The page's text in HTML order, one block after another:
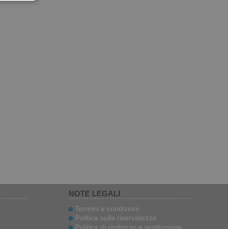
NOTE LEGALI
Termini e condizioni
Politica sulla riservatezza
Politica di rimborso e restituzione